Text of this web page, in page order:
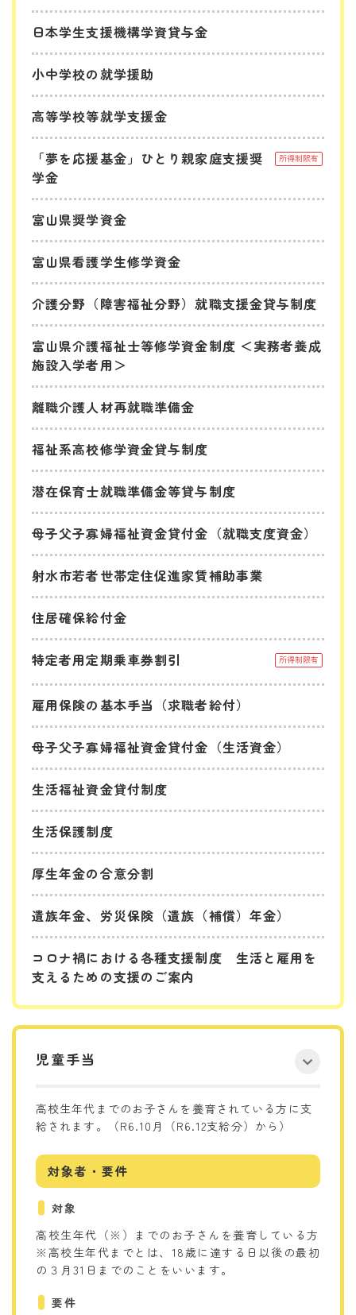
日本学生支援機構学資貸与金
小中学校の就学援助
高等学校等就学支援金
「夢を応援基金」ひとり親家庭支援奨
学金
所得制限有
富山県奨学資金
富山県看護学生修学資金
介護分野（障害福祉分野）就職支援金貸与制度
富山県介護福祉士等修学資金制度 ＜実務者養成
施設入学者用＞
離職介護人材再就職準備金
福祉系高校修学資金貸与制度
潜在保育士就職準備金等貸与制度
母子父子寡婦福祉資金貸付金（就職支度資金）
射水市若者世帯定住促進家賃補助事業
住居確保給付金
特定者用定期乗車券割引 所得制限有
雇用保険の基本手当（求職者給付）
母子父子寡婦福祉資金貸付金（生活資金）
生活福祉資金貸付制度
生活保護制度
厚生年金の合意分割
遺族年金、労災保険（遺族（補償）年金）
コロナ禍における各種支援制度 生活と雇用を
支えるための支援のご案内
児童手当
高校生年代までのお子さんを養育されている方に支
給されます。（R6.10月（R6.12支給分）から）
対象者・要件
対象
高校生年代（※）までのお子さんを養育している方
※高校生年代までとは、18歳に達する日以後の最初
の３月31日までのことをいいます。
要件